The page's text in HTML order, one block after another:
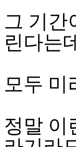
그 기간
린다는
모두 미
정말 이